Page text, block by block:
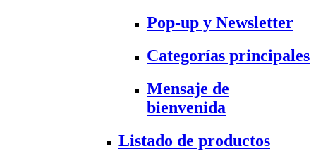
Pop-up y Newsletter
Categorías principales
Mensaje de
bienvenida
Listado de productos